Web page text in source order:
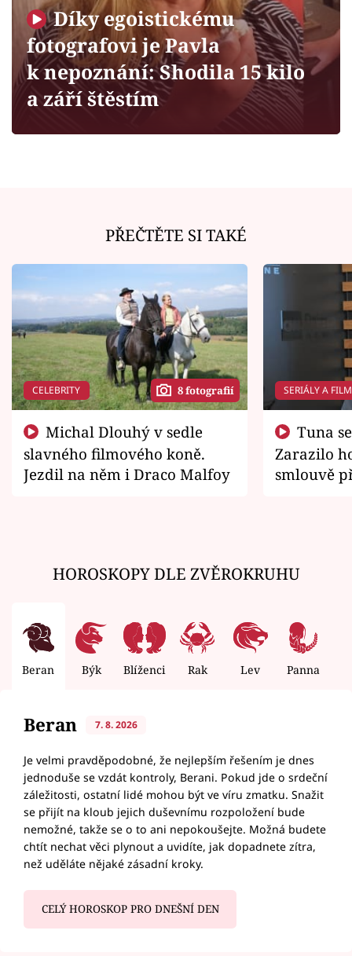
Sledujte prima+
Filmový festival Karlovy Vary
Sledujte nás
Díky egoistickému
fotografovi je Pavla
k nepoznání: Shodila 15 kilo
a září štěstím
PŘEČTĚTE SI TAKÉ
CELEBRITY 8 fotografií
slavného filmového koně.
Jezdil na něm i Draco Malfoy
SERIÁLY A
Zarazilo
smlouvě
HOROSKOPY DLE ZVĚROKRUHU
Beran Býk Blíženci Rak Lev Panna
Beran 7. 8. 2026
Je velmi pravděpodobné, že nejlepším řešením je dnes
jednoduše se vzdát kontroly, Berani. Pokud jde o srdeční
záležitosti, ostatní lidé mohou být ve víru zmatku. Snažit
se přijít na kloub jejich duševnímu rozpoložení bude
nemožné, takže se o to ani nepokoušejte. Možná budete
chtít nechat věci plynout a uvidíte, jak dopadnete zítra,
než uděláte nějaké zásadní kroky.
CELÝ HOROSKOP PRO DNEŠNÍ DEN